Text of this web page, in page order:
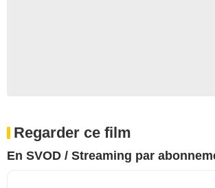
Regarder ce film
En SVOD / Streaming par